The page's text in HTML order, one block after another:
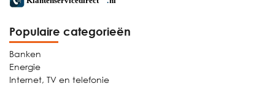
Populaire categorieën
Banken
Energie
Internet, TV en telefonie